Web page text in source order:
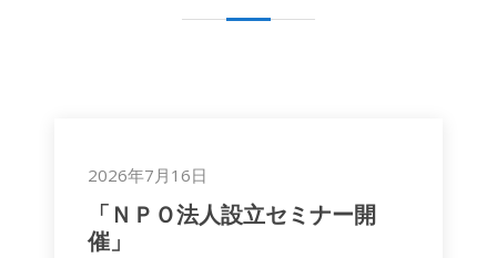
2026年7月16日
「ＮＰＯ法人設立セミナー開
催」